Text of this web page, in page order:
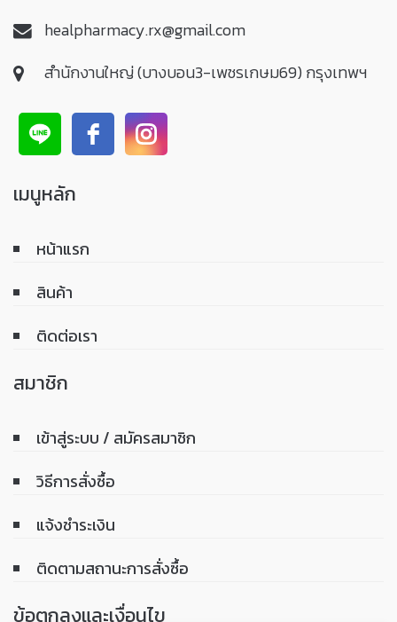
healpharmacy.rx@gmail.com
สำนักงานใหญ่ (บางบอน3-เพชรเกษม69) กรุงเทพฯ
เมนูหลัก
หน้าแรก
สินค้า
ติดต่อเรา
สมาชิก
เข้าสู่ระบบ / สมัครสมาชิก
วิธีการสั่งซื้อ
แจ้งชำระเงิน
ติดตามสถานะการสั่งซื้อ
ข้อตกลงและเงื่อนไข